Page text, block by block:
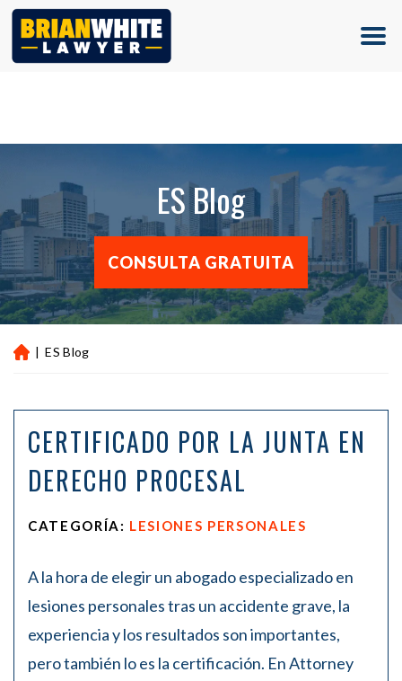
(713) 500-5000
ES Blog
CONSULTA GRATUITA
Ini | ES Blog
CERTIFICADO POR LA JUNTA EN
DERECHO PROCESAL
CATEGORÍA: LESIONES PERSONALES
A la hora de elegir un abogado especializado en
lesiones personales tras un accidente grave, la
experiencia y los resultados son importantes,
pero también lo es la certificación. En Attorney